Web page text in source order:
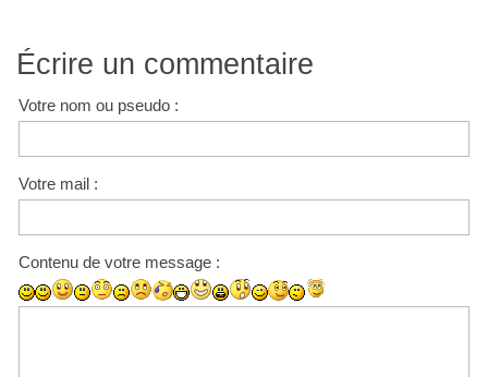
Écrire un commentaire
Votre nom ou pseudo :
Votre mail :
Contenu de votre message :